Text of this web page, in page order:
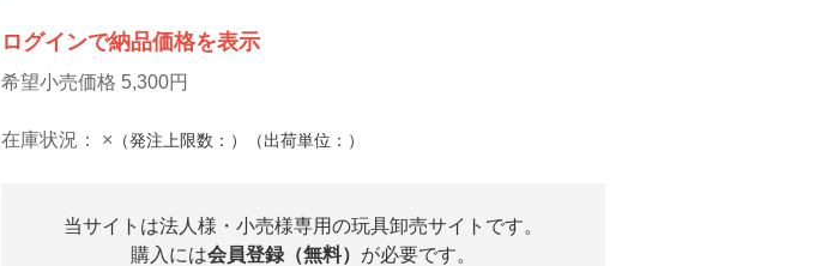
ログインで納品価格を表示
希望小売価格 5,300円
在庫状況： × （発注上限数：）（出荷単位：）
当サイトは法人様・小売様専用の玩具卸売サイトです。
購入には会員登録（無料） が必要です。